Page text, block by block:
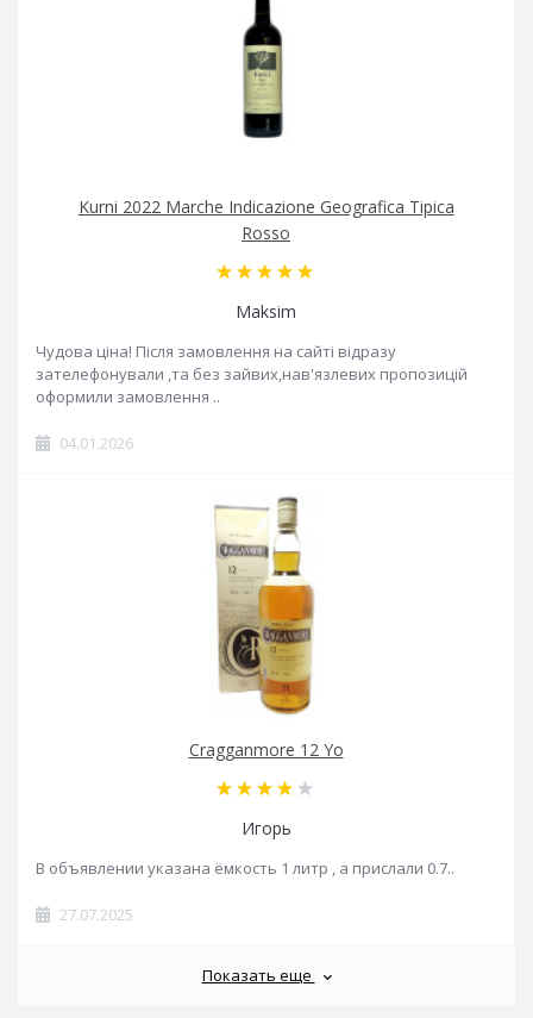
Kurni 2022 Marche Indicazione Geografica Tipica
Rosso
Maksim
Чудова ціна! Після замовлення на сайті відразу
зателефонували ,та без зайвих,нав'язлевих пропозицій
оформили замовлення ..
04.01.2026
Cragganmore 12 Yo
Игорь
В объявлении указана ёмкость 1 литр , а прислали 0.7..
27.07.2025
Показать еще